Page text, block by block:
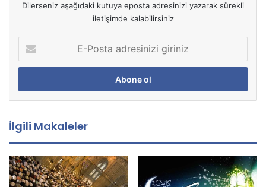
Dilerseniz aşağıdaki kutuya eposta adresinizi yazarak sürekli
iletişimde kalabilirsiniz
P
s
a
d
r
e
s
İlgili Makaleler